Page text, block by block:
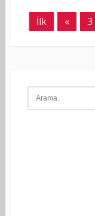
İlk « 3